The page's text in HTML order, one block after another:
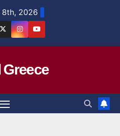
8th, 2026
Greece